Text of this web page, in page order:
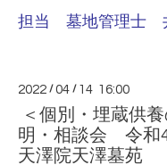
担当 墓地管理士
2022 /04 / 14 16:00
＜個別・埋蔵供
明・相談会 令和
天澤院天澤墓苑